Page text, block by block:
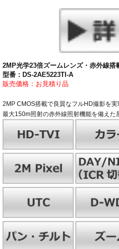
2MP光学23倍ズームレンズ・赤外線
型番：DS-2AE5223TI-A
販売価格：お見積り品
2MP CMOS搭載で良質なフルHD撮影を
最大150m照射の赤外線照射機能を備えた